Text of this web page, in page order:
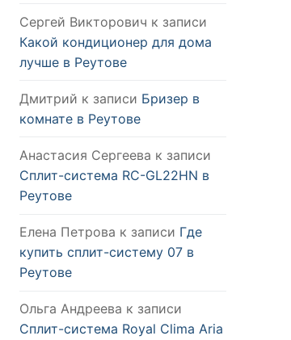
Сергей Викторович к записи
Какой кондиционер для дома
лучше в Реутове
Дмитрий к записи Бризер в
комнате в Реутове
Анастасия Сергеева к записи
Сплит-система RC-GL22HN в
Реутове
Елена Петрова к записи Где
купить сплит-систему 07 в
Реутове
Ольга Андреева к записи
Сплит-система Royal Clima Aria